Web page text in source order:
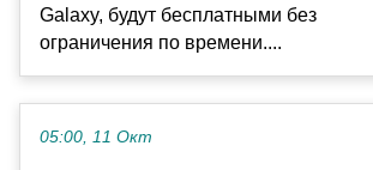
Galaxy, будут бесплатными без
ограничения по времени....
05:00, 11 Окт